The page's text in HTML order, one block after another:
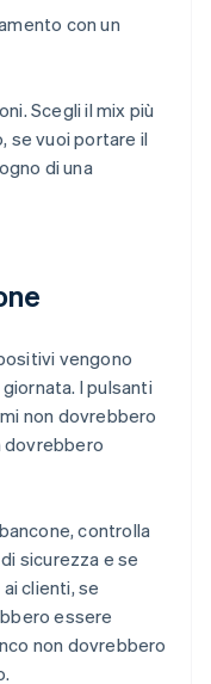
con un
Scegli il mix più
se vuoi portare il
di una
vengono
I pulsanti
non dovrebbero
dovrebbero
controlla
sicurezza e se
clienti, se
essere
non dovrebbero